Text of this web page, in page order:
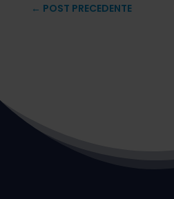
← POST PRECEDENTE